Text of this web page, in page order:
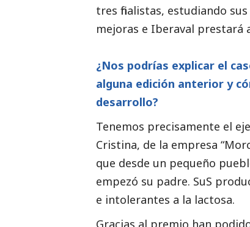
tres finalistas, estudiando
mejoras e Iberaval prestará
¿Nos podrías explicar el
alguna edición anterior y
desarrollo?
Tenemos precisamente el
Cristina, de la empresa
que desde un pequeño
empezó su padre. SuS
e intolerantes a la lactosa.
Gracias al premio han